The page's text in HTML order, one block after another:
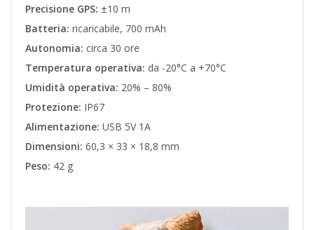
Precisione GPS: ±10 m
Batteria: ricaricabile, 700 mAh
Autonomia: circa 30 ore
Temperatura operativa: da -20°C a +70°C
Umidità operativa: 20% – 80%
Protezione: IP67
Alimentazione: USB 5V 1A
Dimensioni: 60,3 × 33 × 18,8 mm
Peso: 42 g